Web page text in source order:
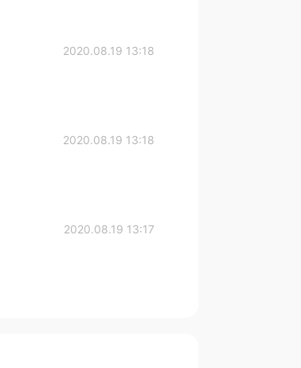
2020.08.19 13:18
2020.08.19 13:18
2020.08.19 13:17